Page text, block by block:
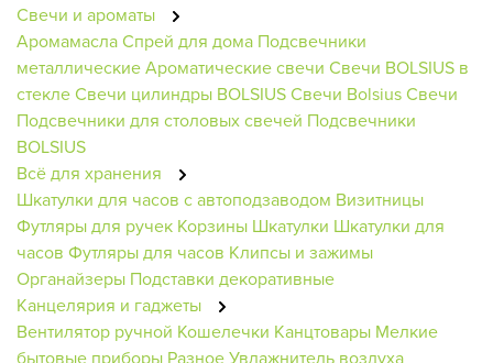
Свечи и ароматы
АромамаслаСпрей для дома Подсвечники
металлическиеАроматические свечи Свечи BOLSIUS в
стеклеСвечи цилиндры BOLSIUSСвечи BolsiusСвечи
Подсвечники для столовых свечей Подсвечники
BOLSIUS
Всё для хранения
Шкатулки для часов с автоподзаводом Визитницы
Футляры для ручек Корзины Шкатулки Шкатулки для
часов Футляры для часов Клипсы и зажимы
Органайзеры Подставки декоративные
Канцелярия и гаджеты
Вентилятор ручной Кошелечки Канцтовары Мелкие
бытовые приборы РазноеУвлажнитель воздуха